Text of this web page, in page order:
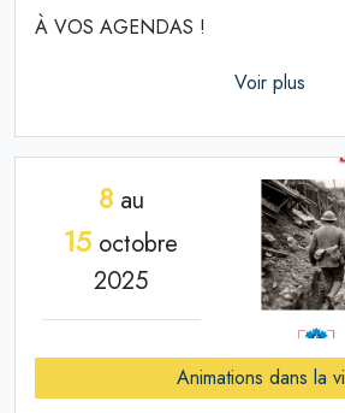
À VOS AGENDAS !
Voir plus
8au
15 octobre
2025
Animations dans la